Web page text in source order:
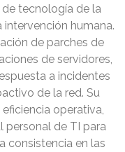
tecnología de la
humana.
de parches de
de servidores,
a incidentes
de la red. Su
operativa,
personal de TI para
consistencia en las